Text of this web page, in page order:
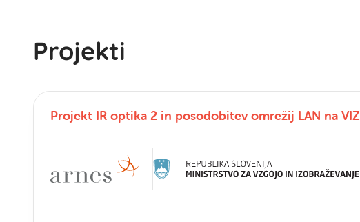
Projekti
Projekt IR optika 2 in posodobitev omrežij LAN na VIZ